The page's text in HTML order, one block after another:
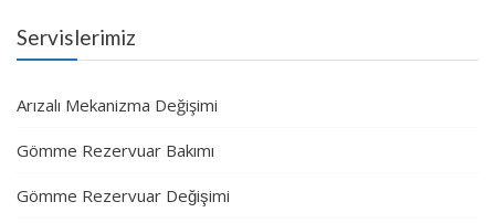
Servislerimiz
Arızalı Mekanizma Değişimi
Gömme Rezervuar Bakımı
Gömme Rezervuar Değişimi